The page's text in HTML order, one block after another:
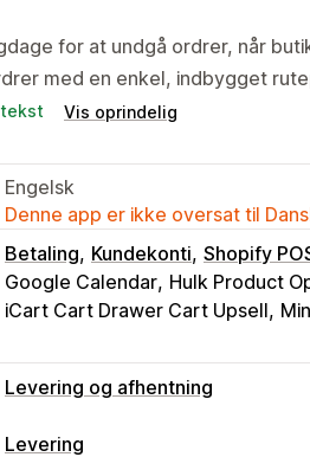
for at undgå ordrer, når
med en enkel, indbygget
Vis oprindelig
Engelsk
Denne app er ikke oversat til
Betaling Kundekonti Shopify
Google Calendar Hulk Product
iCart Cart Drawer Cart Upsell
Levering og afhentning
Leveringsmuligheder
Levering